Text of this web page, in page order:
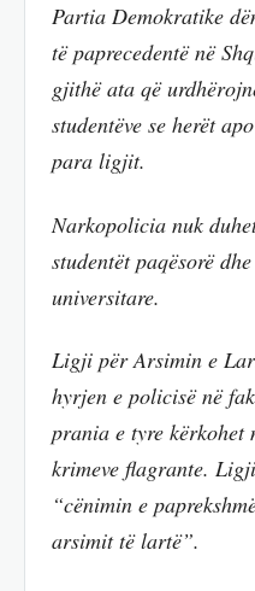
Partia Demokratike
të paprecedentë në
gjithë ata që
studentëve se herët
para ligjit.
Narkopolicia nuk
studentët paqësorë
universitare.
Ligji për Arsimin e
hyrjen e policisë në
prania e tyre kërkohet
krimeve flagrante.
“cënimin e
arsimit të lartë”.